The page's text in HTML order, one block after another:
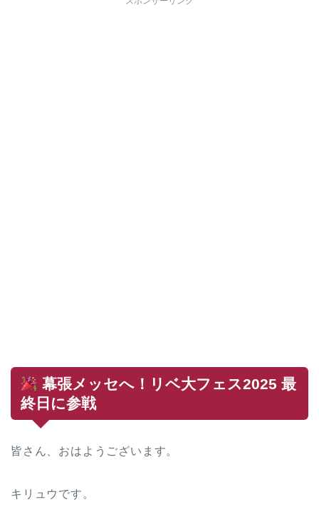
幕張メッセへ！リベ大フェス2025 最
終日に参戦
皆さん、おはようございます。
キリュウです。